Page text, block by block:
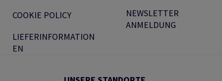
COOKIE POLICY
LIEFERINFORMATION
EN
NEWSLETTER
ANMELDUNG